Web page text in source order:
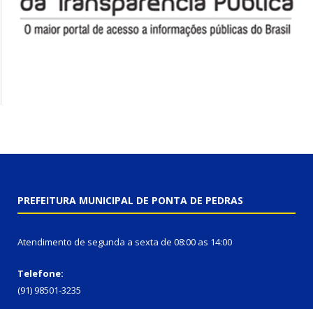
PREFEITURA MUNICIPAL DE PONTA DE PEDRAS
Atendimento de segunda a sexta de 08:00 as 14:00
Telefone:
(91) 98501-3235